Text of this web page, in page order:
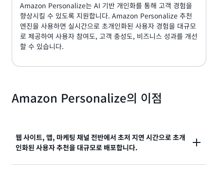
Amazon Personalize는 AI 기반 개인화를 통해 고객 경험을
향상시킬 수 있도록 지원합니다. Amazon Personalize 추천
엔진을 사용하면 실시간으로 초개인화된 사용자 경험을 대규모
로 제공하여 사용자 참여도, 고객 충성도, 비즈니스 성과를 개선
할 수 있습니다.
Amazon Personalize의 이점
웹 사이트, 앱, 마케팅 채널 전반에서 초저 지연 시간으로 초개
인화된 사용자 추천을 대규모로 배포합니다.